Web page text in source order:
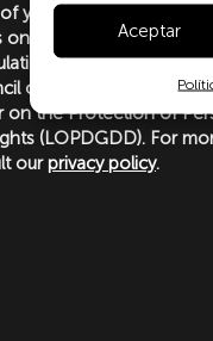
Aceptar
your personal data in
personal data
(EU) 2016/679 of
of 27 April 2016
on the Protection of
(LOPDGDD). For
ourprivacy policy.